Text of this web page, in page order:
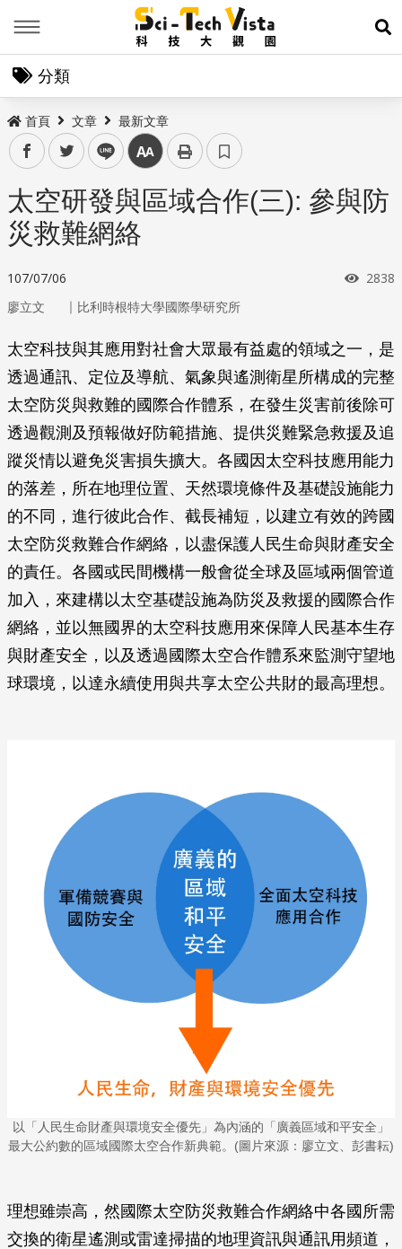
展
分類
首頁 文章 最新文章
facebooktwitter line 中
太空研發與區域合作(三): 參與防
災救難網絡
107/07/06 瀏覽
2838
廖立文 ｜ 比利時根特大學國際學研究所
太空科技與其應用對社會大眾最有益處的領域之一，是
透過通訊、定位及導航、氣象與遙測衛星所構成的完整
太空防災與救難的國際合作體系，在發生災害前後除可
透過觀測及預報做好防範措施、提供災難緊急救援及追
蹤災情以避免災害損失擴大。各國因太空科技應用能力
的落差，所在地理位置、天然環境條件及基礎設施能力
的不同，進行彼此合作、截長補短，以建立有效的跨國
太空防災救難合作網絡，以盡保護人民生命與財產安全
的責任。各國或民間機構一般會從全球及區域兩個管道
加入，來建構以太空基礎設施為防災及救援的國際合作
網絡，並以無國界的太空科技應用來保障人民基本生存
與財產安全，以及透過國際太空合作體系來監測守望地
球環境，以達永續使用與共享太空公共財的最高理想。
以「人民生命財產與環境安全優先」為內涵的「廣義區域和平安全」
最大公約數的區域國際太空合作新典範。(圖片來源：廖立文、彭書耘)
理想雖崇高，然國際太空防災救難合作網絡中各國所需
交換的衛星遙測或雷達掃描的地理資訊與通訊用頻道，